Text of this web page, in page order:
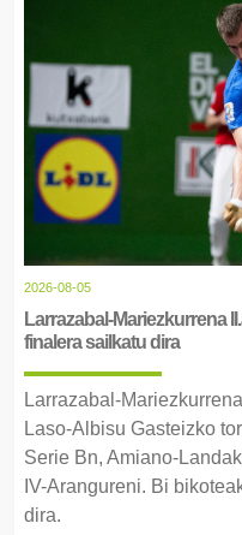
2026-08-05
Larrazabal-Mariezkurrena
finalera sailkatu dira
Larrazabal-
Laso-Albisu Gasteizko
Serie Bn, Amiano-
IV-Arangureni. Bi
dira.